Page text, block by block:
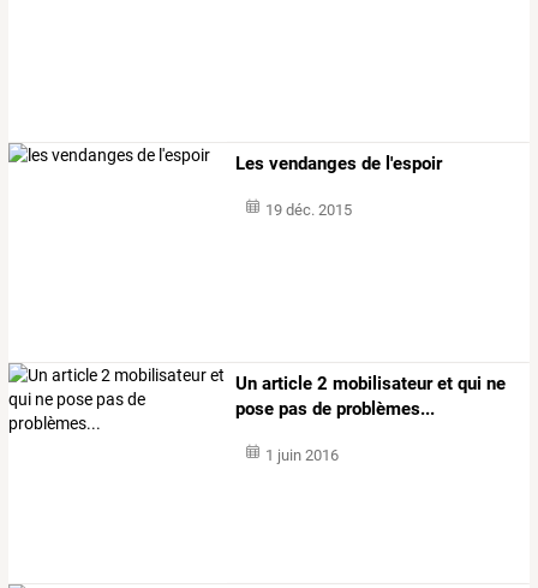
Les vendanges de l'espoir
19 déc. 2015
Un article 2 mobilisateur et qui ne
pose pas de problèmes...
1 juin 2016